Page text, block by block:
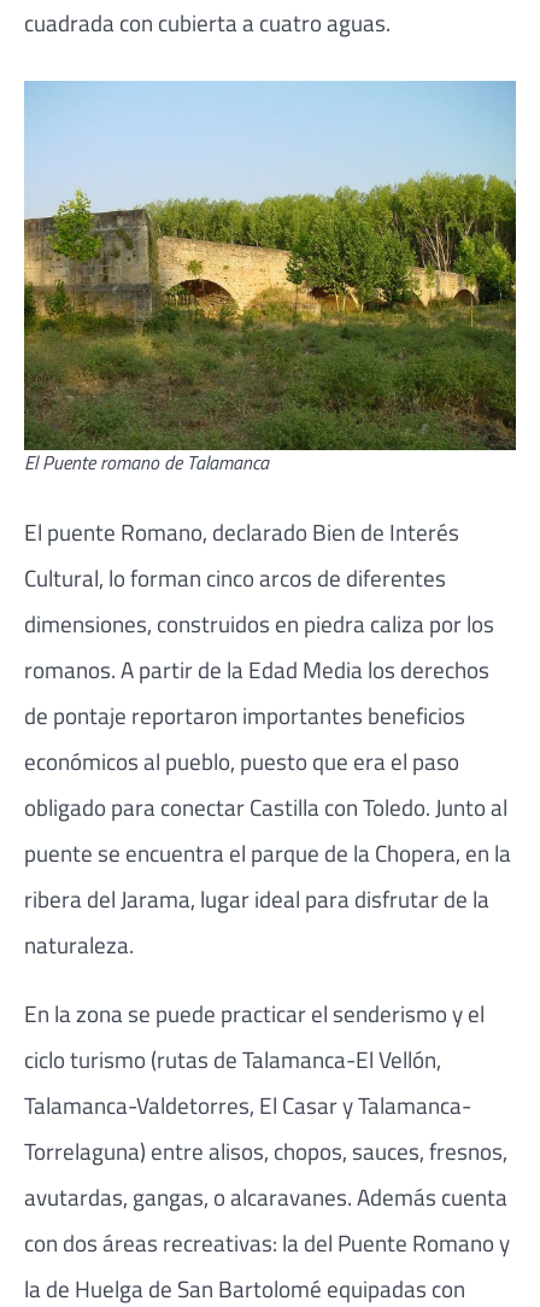
cuadrada con cubierta a cuatro aguas.
El Puente romano de Talamanca
El puente Romano, declarado Bien de Interés
Cultural, lo forman cinco arcos de diferentes
dimensiones, construidos en piedra caliza por los
romanos. A partir de la Edad Media los derechos
de pontaje reportaron importantes beneficios
económicos al pueblo, puesto que era el paso
obligado para conectar Castilla con Toledo. Junto al
puente se encuentra el parque de la Chopera, en la
ribera del Jarama, lugar ideal para disfrutar de la
naturaleza.
En la zona se puede practicar el senderismo y el
ciclo turismo (rutas de Talamanca-El Vellón,
Talamanca-Valdetorres, El Casar y Talamanca-
Torrelaguna) entre alisos, chopos, sauces, fresnos,
avutardas, gangas, o alcaravanes. Además cuenta
con dos áreas recreativas: la del Puente Romano y
la de Huelga de San Bartolomé equipadas con